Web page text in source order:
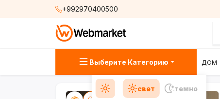
+992970400500
Выберите Категорию ДОМ
свет темно